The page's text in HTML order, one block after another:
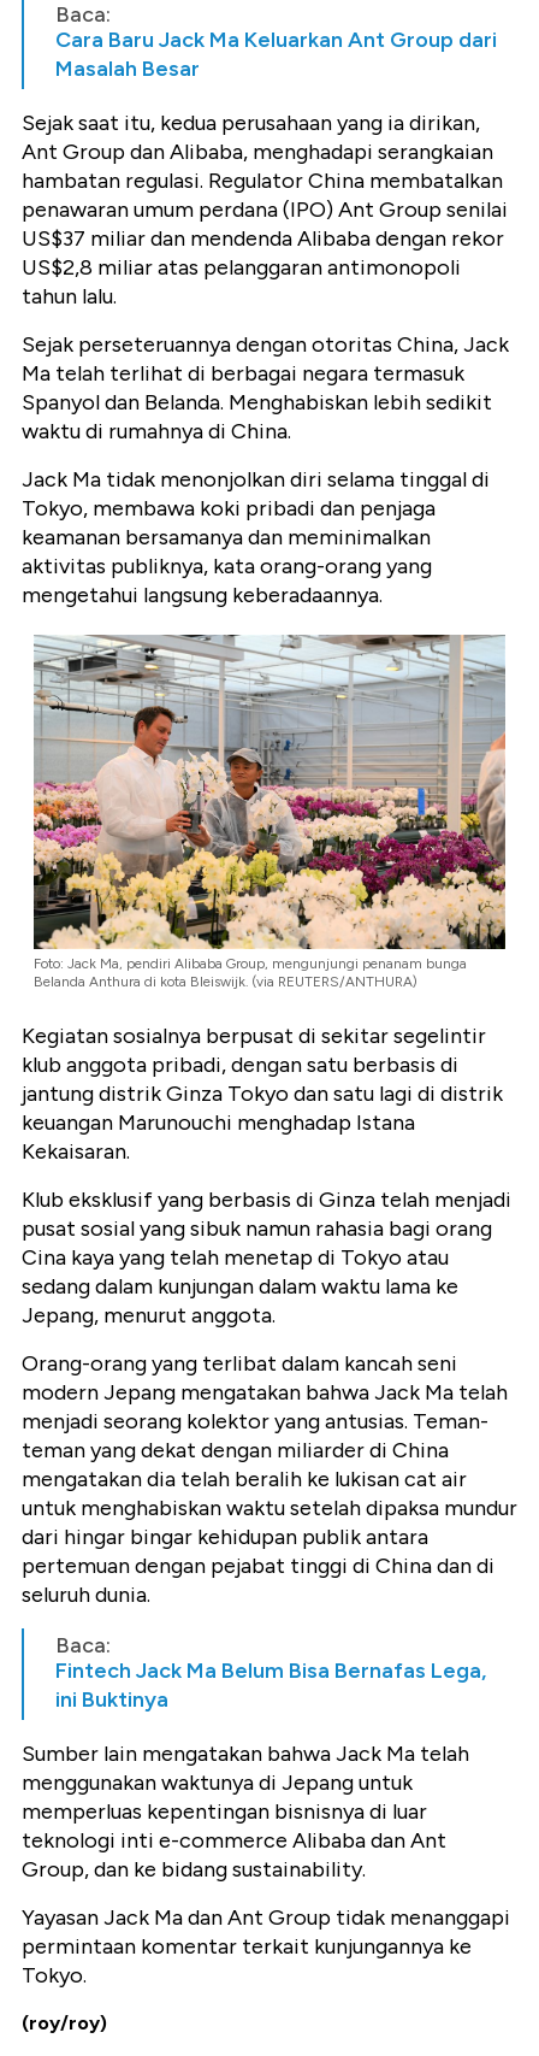
Baca:
Cara Baru Jack Ma Keluarkan Ant Group dari
Masalah Besar
Sejak saat itu, kedua perusahaan yang ia dirikan,
Ant Group dan Alibaba, menghadapi serangkaian
hambatan regulasi. Regulator China membatalkan
penawaran umum perdana (IPO) Ant Group senilai
US$37 miliar dan mendenda Alibaba dengan rekor
US$2,8 miliar atas pelanggaran antimonopoli
tahun lalu.
Sejak perseteruannya dengan otoritas China, Jack
Ma telah terlihat di berbagai negara termasuk
Spanyol dan Belanda. Menghabiskan lebih sedikit
waktu di rumahnya di China.
Jack Ma tidak menonjolkan diri selama tinggal di
Tokyo, membawa koki pribadi dan penjaga
keamanan bersamanya dan meminimalkan
aktivitas publiknya, kata orang-orang yang
mengetahui langsung keberadaannya.
Foto: Jack Ma, pendiri Alibaba Group, mengunjungi penanam bunga
Belanda Anthura di kota Bleiswijk. (via REUTERS/ANTHURA)
Kegiatan sosialnya berpusat di sekitar segelintir
klub anggota pribadi, dengan satu berbasis di
jantung distrik Ginza Tokyo dan satu lagi di distrik
keuangan Marunouchi menghadap Istana
Kekaisaran.
Klub eksklusif yang berbasis di Ginza telah menjadi
pusat sosial yang sibuk namun rahasia bagi orang
Cina kaya yang telah menetap di Tokyo atau
sedang dalam kunjungan dalam waktu lama ke
Jepang, menurut anggota.
Orang-orang yang terlibat dalam kancah seni
modern Jepang mengatakan bahwa Jack Ma telah
menjadi seorang kolektor yang antusias. Teman-
teman yang dekat dengan miliarder di China
mengatakan dia telah beralih ke lukisan cat air
untuk menghabiskan waktu setelah dipaksa mundur
dari hingar bingar kehidupan publik antara
pertemuan dengan pejabat tinggi di China dan di
seluruh dunia.
Baca:
Fintech Jack Ma Belum Bisa Bernafas Lega,
ini Buktinya
Sumber lain mengatakan bahwa Jack Ma telah
menggunakan waktunya di Jepang untuk
memperluas kepentingan bisnisnya di luar
teknologi inti e-commerce Alibaba dan Ant
Group, dan ke bidang sustainability.
Yayasan Jack Ma dan Ant Group tidak menanggapi
permintaan komentar terkait kunjungannya ke
Tokyo.
(roy/roy)